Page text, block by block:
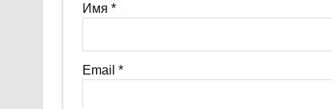
Имя *
Email *